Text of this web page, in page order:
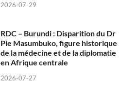
2026-07-29
RDC – Burundi : Disparition du Dr
Pie Masumbuko, figure historique
de la médecine et de la diplomatie
en Afrique centrale
2026-07-27